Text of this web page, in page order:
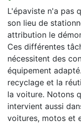
L'épaviste n'a pas
son lieu de
attribution le
Ces différentes
nécessitent des
équipement
recyclage et la
la voiture. Notons
intervient aussi
voitures, motos et